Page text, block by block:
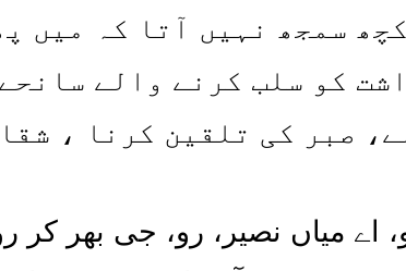
سمجھ نہیں آتا کہ میں
کو سلب کرنے والے
صبر کی تلقین کرنا ،
اے میاں نصیر، رو، جی بھر کر